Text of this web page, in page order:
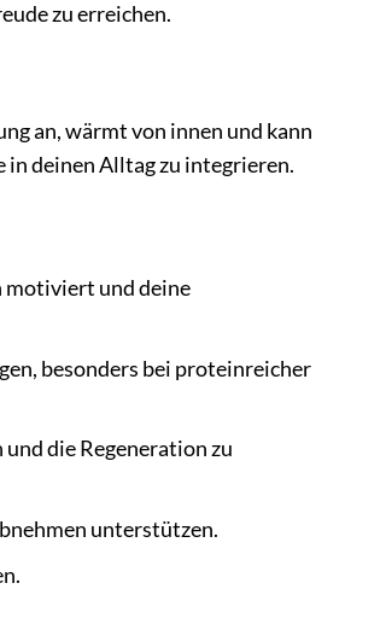
zu erreichen.
an, wärmt von innen und kann
in deinen Alltag zu integrieren.
motiviert und deine
besonders bei proteinreicher
die Regeneration zu
unterstützen.